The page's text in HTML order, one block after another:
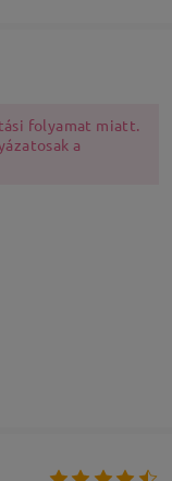
folyamat miatt.
a